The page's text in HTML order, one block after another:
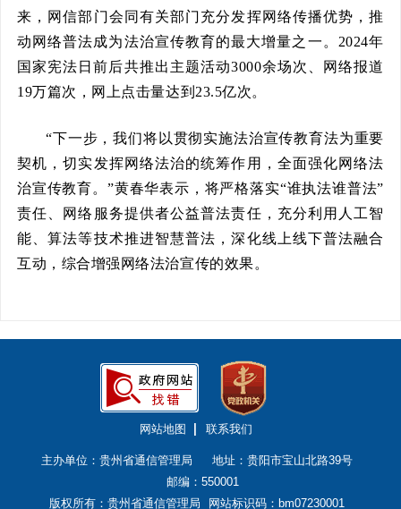
来，网信部门会同有关部门充分发挥网络传播优势，推
动网络普法成为法治宣传教育的最大增量之一。2024年
国家宪法日前后共推出主题活动3000余场次、网络报道
19万篇次，网上点击量达到23.5亿次。
“下一步，我们将以贯彻实施法治宣传教育法为重要
契机，切实发挥网络法治的统筹作用，全面强化网络法
治宣传教育。”黄春华表示，将严格落实“谁执法谁普法”
责任、网络服务提供者公益普法责任，充分利用人工智
能、算法等技术推进智慧普法，深化线上线下普法融合
互动，综合增强网络法治宣传的效果。
网站地图 联系我们
主办单位：贵州省通信管理局
地址：贵阳市宝山北路39号
邮编：550001
版权所有：贵州省通信管理局
网站标识码：bm07230001